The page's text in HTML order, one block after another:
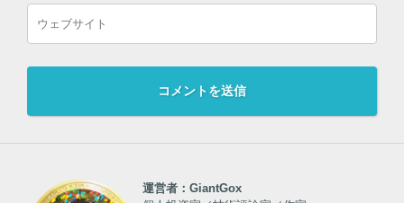
運営者：GiantGox